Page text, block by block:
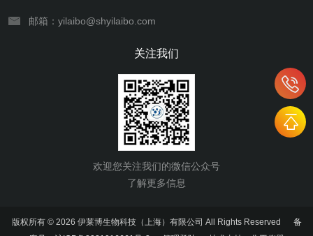
邮箱：yilaibo@shyilaibo.com
关注我们
欢迎您关注我们的微信公众号
了解更多信息
版权所有 © 2026 伊莱博生物科技（上海）有限公司 All Rights Reserved 备